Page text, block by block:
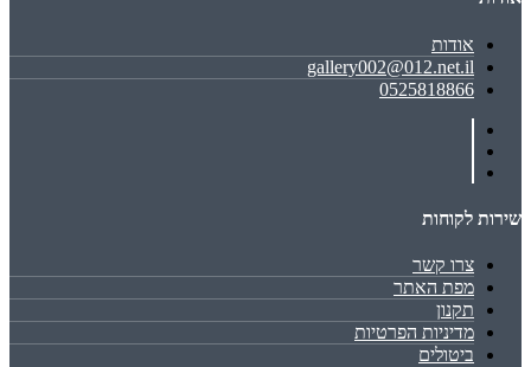
אודות
gallery002@012.net.il
0525818866
שירות לקוחות
צרו קשר
מפת האתר
תקנון
מדיניות הפרטיות
ביטולים